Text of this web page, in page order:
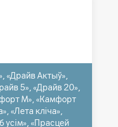
«Драйв Актыў»,
5», «Драйв 20»,
M», «Камфорт
«Лета кліча»,
усім», «Прасцей